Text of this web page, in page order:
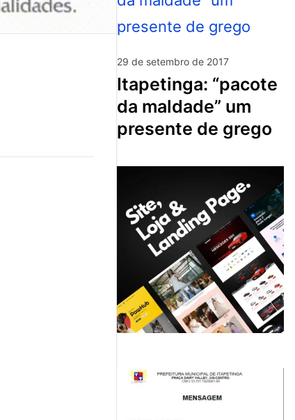
29 de setembro de 2017
itapetinga: “pacote
da maldade” um
presente de grego